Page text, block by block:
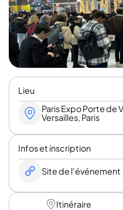
Lieu
Paris Expo Porte de
Versailles, Paris
Infos et inscription
Site de l'événement
Itinéraire